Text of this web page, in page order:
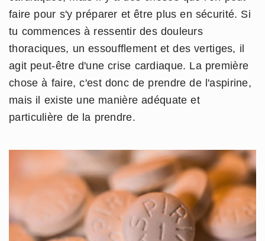
faire pour s'y préparer et être plus en sécurité. Si
tu commences à ressentir des douleurs
thoraciques, un essoufflement et des vertiges, il
agit peut-être d'une crise cardiaque. La première
chose à faire, c'est donc de prendre de l'aspirine,
mais il existe une manière adéquate et
particulière de la prendre.